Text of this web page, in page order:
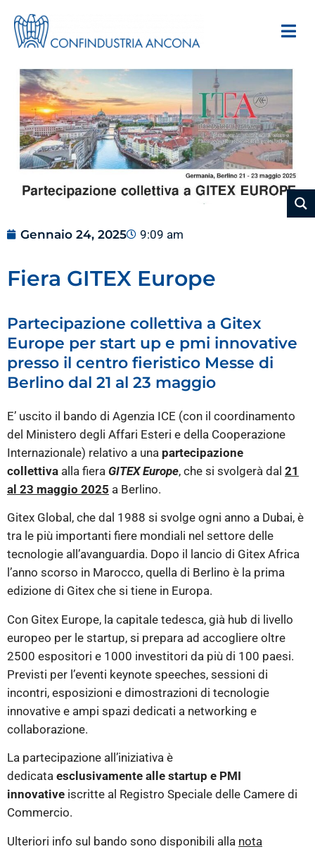
Gennaio 24, 2025 9:09 am
Fiera GITEX Europe
Partecipazione collettiva a Gitex
Europe per start up e pmi innovative
presso il centro fieristico Messe di
Berlino dal 21 al 23 maggio
E’ uscito il bando di Agenzia ICE (con il coordinamento
del Ministero degli Affari Esteri e della Cooperazione
Internazionale) relativo a una partecipazione
collettiva alla fiera GITEX Europe, che si svolgerà dal 21
al 23 maggio 2025 a Berlino.
Gitex Global, che dal 1988 si svolge ogni anno a Dubai, è
tra le più importanti fiere mondiali nel settore delle
tecnologie all’avanguardia. Dopo il lancio di Gitex Africa
l’anno scorso in Marocco, quella di Berlino è la prima
edizione di Gitex che si tiene in Europa.
Con Gitex Europe, la capitale tedesca, già hub di livello
europeo per le startup, si prepara ad accogliere oltre
2500 espositori e 1000 investitori da più di 100 paesi.
Previsti per l’eventi keynote speeches, sessioni di
incontri, esposizioni e dimostrazioni di tecnologie
innovative e ampi spazi dedicati a networking e
collaborazione.
La partecipazione all’iniziativa è
dedicata esclusivamente alle startup e PMI
innovative iscritte al Registro Speciale delle Camere di
Commercio.
Ulteriori info sul bando sono disponibili alla nota